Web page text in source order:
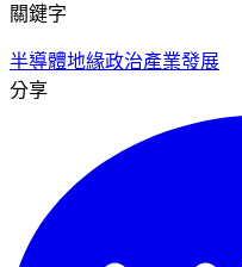
關鍵字
半導體地緣政治產業發展
分享